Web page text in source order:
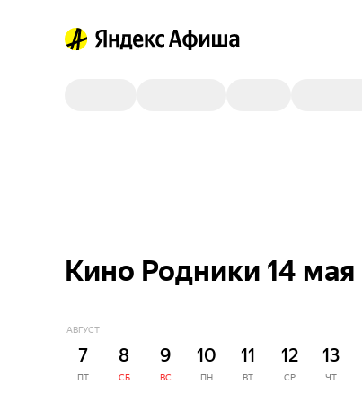
Кино Родники 14 мая
АВГУСТ
7
ПТ
8
СБ
9
ВС
10
ПН
11
ВТ
12
СР
13
ЧТ